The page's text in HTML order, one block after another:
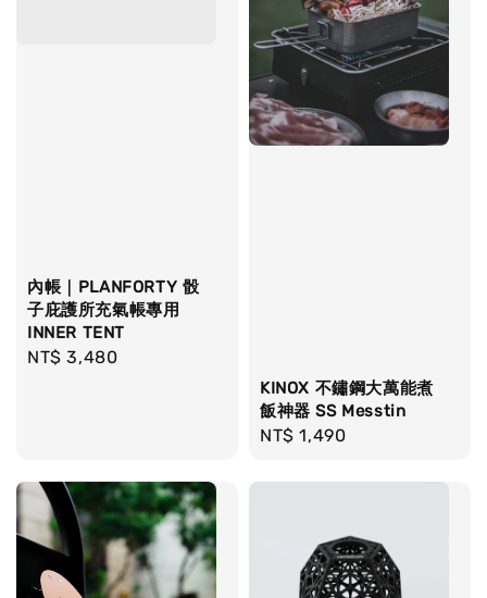
內帳｜PLANFORTY 骰
子庇護所充氣帳專用
INNER TENT
Regular
NT$ 3,480
KINOX 不鏽鋼大萬能煮
飯神器 SS Messtin
Regular
NT$ 1,490